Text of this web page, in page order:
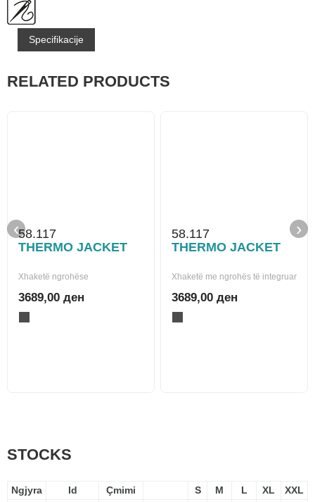
Specifikacije
RELATED PRODUCTS
58.117
THERMO JACKET
Xhaketë ngrohëse
3689,00 ден
58.117
THERMO JACKET
Xhaketë me ngrohës të integruar
3689,00 ден
‹ ›
STOCKS
Ngjyra Id Çmimi S M L XL XXL